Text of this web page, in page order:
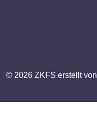
© 2026 ZKFS erstellt von